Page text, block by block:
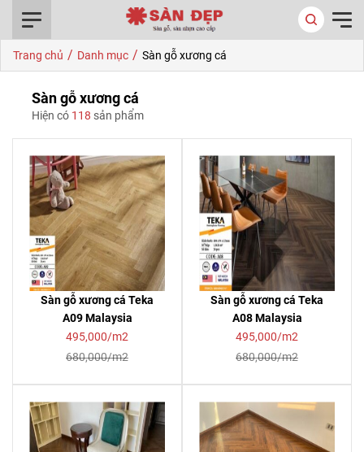
Trang chủ / Danh mục / Sàn gỗ xương cá
Sàn gỗ xương cá
Hiện có 118 sản phẩm
Sàn gỗ xương cá Teka
A09 Malaysia
495,000/m2
680,000/m2
Sàn gỗ xương cá Teka
A08 Malaysia
495,000/m2
680,000/m2